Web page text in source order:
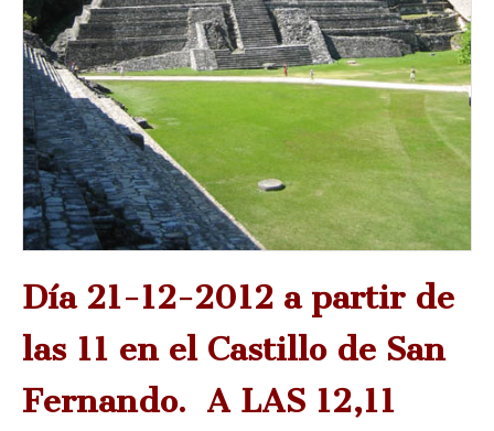
Día 21-12-2012 a partir de
las 11 en el Castillo de San
Fernando. A LAS 12,11